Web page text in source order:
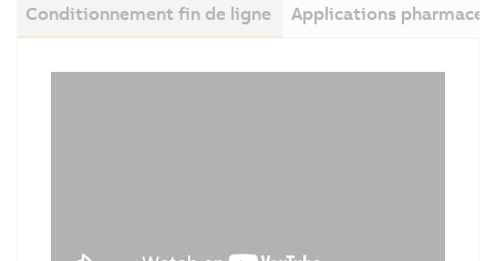
Conditionnement fin de ligne Applications